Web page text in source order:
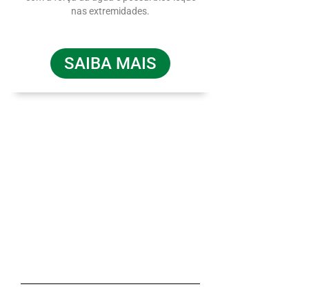
nas extremidades.
SAIBA MAIS